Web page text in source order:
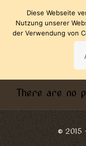
There are no
© 2015
Diese Webseite
Nutzung unserer
der Verwendung von